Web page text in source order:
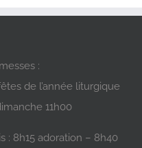
:
de l’année liturgique
11h00
: 8h15 adoration – 8h40